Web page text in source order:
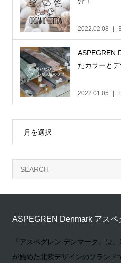
2022.02.08
ASPEGREN
たカラーとデ
2022.01.05
月を選択
ASPEGREN Denmark アスペ
『アスペグレン デンマーク』は
が始めた北欧デザインのブランド